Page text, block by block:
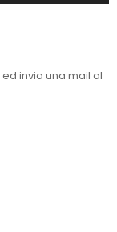
ed invia una mail al